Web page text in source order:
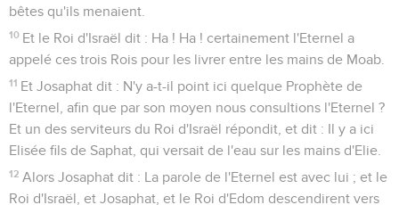
bêtes qu'ils menaient.
10 Et le Roi d'Israël dit : Ha ! Ha ! certainement l'Eternel a
appelé ces trois Rois pour les livrer entre les mains de Moab.
11 Et Josaphat dit : N'y a-t-il point ici quelque Prophète de
l'Eternel, afin que par son moyen nous consultions l'Eternel ?
Et un des serviteurs du Roi d'Israël répondit, et dit : Il y a ici
Elisée fils de Saphat, qui versait de l'eau sur les mains d'Elie.
12 Alors Josaphat dit : La parole de l'Eternel est avec lui ; et le
Roi d'Israël, et Josaphat, et le Roi d'Edom descendirent vers